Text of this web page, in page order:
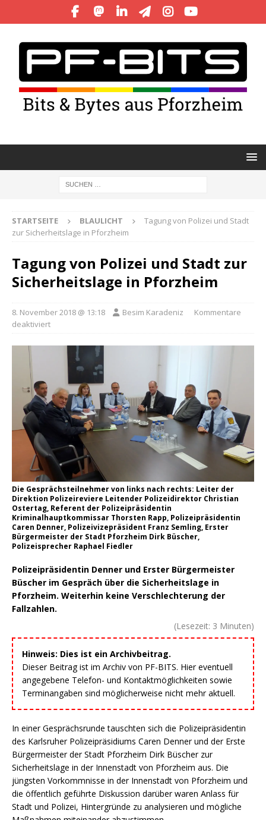
STARTSEITE BLAULICHT
Tagung von Polizei und Stadt
zur Sicherheitslage in Pforzheim
Tagung von Polizei und Stadt zur
Sicherheitslage in Pforzheim
8. November 2018 @ 13:18 Besim Karadeniz
Kommentare
deaktiviert
Die Gesprächsteilnehmer von links nach rechts: Leiter der
Direktion Polizeireviere Leitender Polizeidirektor Christian
Ostertag, Referent der Polizeipräsidentin
Kriminalhauptkommissar Thorsten Rapp, Polizeipräsidentin
Caren Denner, Polizeivizepräsident Franz Semling, Erster
Bürgermeister der Stadt Pforzheim Dirk Büscher,
Polizeisprecher Raphael Fiedler
Polizeipräsidentin Denner und Erster Bürgermeister
Büscher im Gespräch über die Sicherheitslage in
Pforzheim. Weiterhin keine Verschlechterung der
Fallzahlen.
(Lesezeit: 3 Minuten)
Hinweis: Dies ist ein Archivbeitrag.
Dieser Beitrag ist im Archiv von PF-BITS. Hier eventuell
angegebene Telefon- und Kontaktmöglichkeiten sowie
Terminangaben sind möglicherweise nicht mehr aktuell.
In einer Gesprächsrunde tauschten sich die Polizeipräsidentin
des Karlsruher Polizeipräsidiums Caren Denner und der Erste
Bürgermeister der Stadt Pforzheim Dirk Büscher zur
Sicherheitslage in der Innenstadt von Pforzheim aus. Die
jüngsten Vorkommnisse in der Innenstadt von Pforzheim und
die öffentlich geführte Diskussion darüber waren Anlass für
Stadt und Polizei, Hintergründe zu analysieren und mögliche